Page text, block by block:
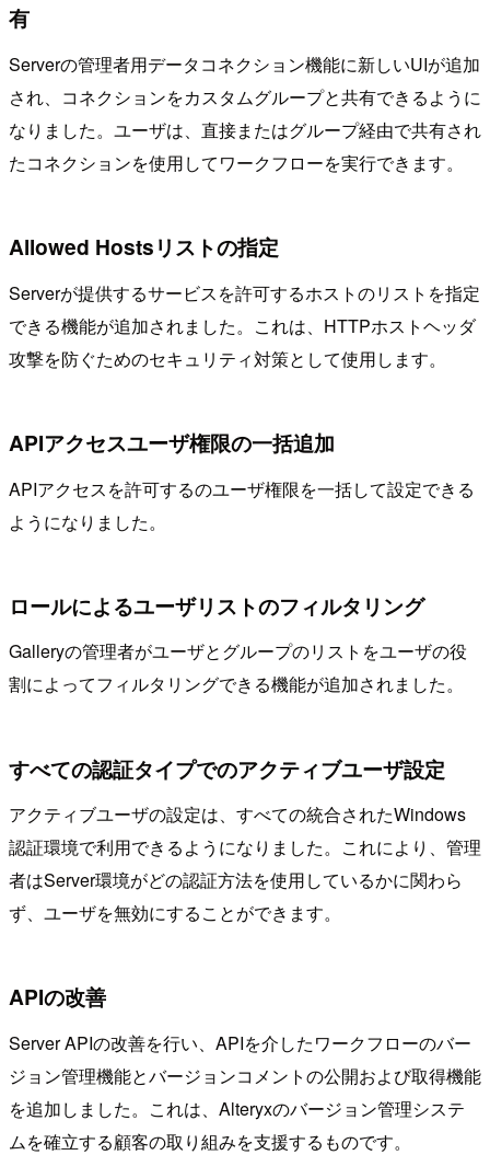
有
Serverの管理者用データコネクション機能に新しいUIが追加
され、コネクションをカスタムグループと共有できるように
なりました。ユーザは、直接またはグループ経由で共有され
たコネクションを使用してワークフローを実行できます。
Allowed Hostsリストの指定
Serverが提供するサービスを許可するホストのリストを指定
できる機能が追加されました。これは、HTTPホストヘッダ
攻撃を防ぐためのセキュリティ対策として使用します。
APIアクセスユーザ権限の一括追加
APIアクセスを許可するのユーザ権限を一括して設定できる
ようになりました。
ロールによるユーザリストのフィルタリング
Galleryの管理者がユーザとグループのリストをユーザの役
割によってフィルタリングできる機能が追加されました。
すべての認証タイプでのアクティブユーザ設定
アクティブユーザの設定は、すべての統合されたWindows
認証環境で利用できるようになりました。これにより、管理
者はServer環境がどの認証方法を使用しているかに関わら
ず、ユーザを無効にすることができます。
APIの改善
Server APIの改善を行い、APIを介したワークフローのバー
ジョン管理機能とバージョンコメントの公開および取得機能
を追加しました。これは、Alteryxのバージョン管理システ
ムを確立する顧客の取り組みを支援するものです。